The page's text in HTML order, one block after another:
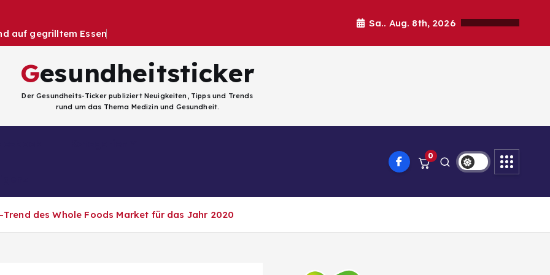
auf gegrilltem Essen
Sa.. Aug. 8th, 2026
Gesundheitsticker
Der Gesundheits-Ticker publiziert Neuigkeiten, Tipps und Trends
rund um das Thema Medizin und Gesundheit.
0
des Whole Foods Market für das Jahr 2020